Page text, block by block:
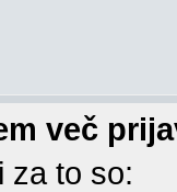
več
za to so: